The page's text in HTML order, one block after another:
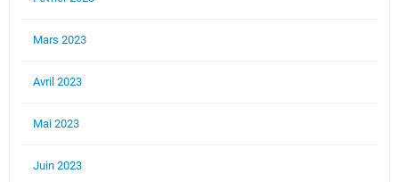
Mars 2023
Avril 2023
Mai 2023
Juin 2023